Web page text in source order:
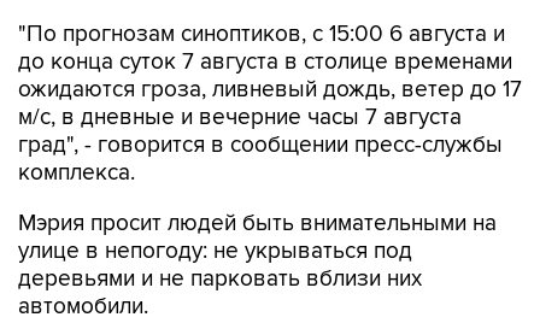
"По прогнозам синоптиков, с 15:00 6 августа и
до конца суток 7 августа в столице временами
ожидаются гроза, ливневый дождь, ветер до 17
м/с, в дневные и вечерние часы 7 августа
град", - говорится в сообщении пресс-службы
комплекса.
Мэрия просит людей быть внимательными на
улице в непогоду: не укрываться под
деревьями и не парковать вблизи них
автомобили.